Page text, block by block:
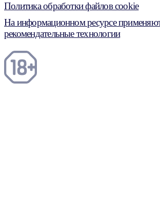
Политика обработки файлов cookie
На информационном ресурсе
рекомендательные технологии